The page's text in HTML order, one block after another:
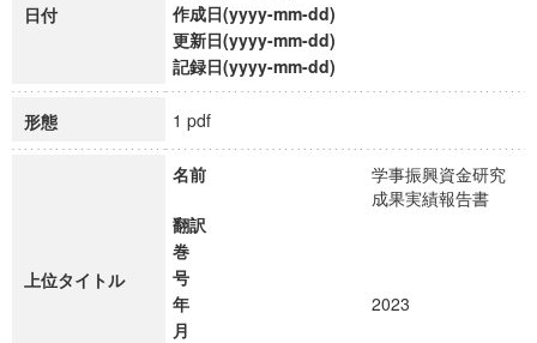
日付
作成日(yyyy-mm-dd)
更新日(yyyy-mm-dd)
記録日(yyyy-mm-dd)
形態 1 pdf
上位タイトル
名前
学事振興資金研究
成果実績報告書
翻訳
巻
号
年
2023
月